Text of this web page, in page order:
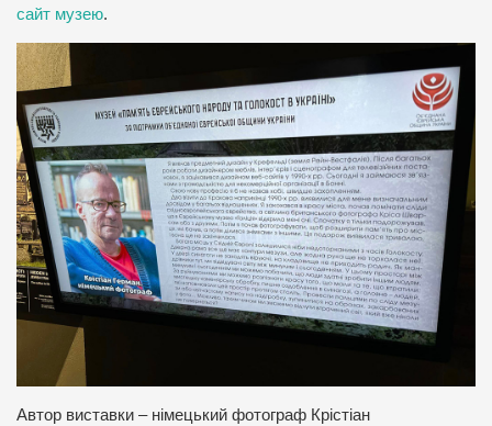
сайт музею.
Автор виставки – німецький фотограф Крістіан